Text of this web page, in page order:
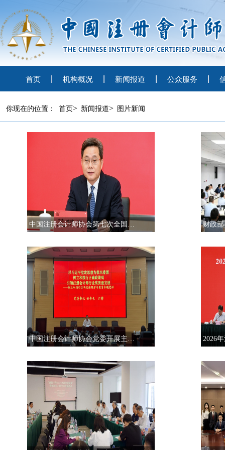
首页 机构概况 新闻报道 公众服务
你现在的位置： 首页> 新闻报道> 图片新闻
中国注册会计师协会第七次全国会员代表...
中国注册会计师协会党委开展主题党日活动